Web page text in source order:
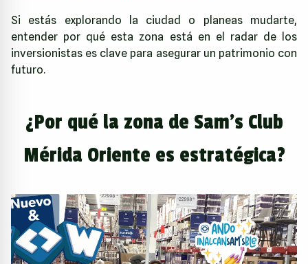
Si estás explorando la ciudad o planeas mudarte,
entender por qué esta zona está en el radar de los
inversionistas es clave para asegurar un patrimonio con
futuro.
¿Por qué la zona de Sam's Club
Mérida Oriente es estratégica?